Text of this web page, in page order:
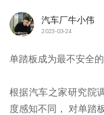
汽车厂牛小伟
2023-03-24
单踏板成为最不安全
根据汽车之家研究院
度感知不同， 对单踏